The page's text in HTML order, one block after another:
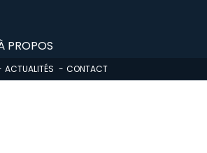
PROPOS
ACTUALITÉS CONTACT